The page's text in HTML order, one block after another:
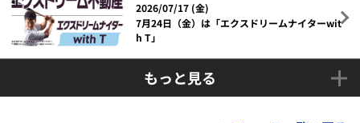
2026/07/17 (金)
7月24日（金）は「エクスドリームナイターwit
h T」
もっと見る